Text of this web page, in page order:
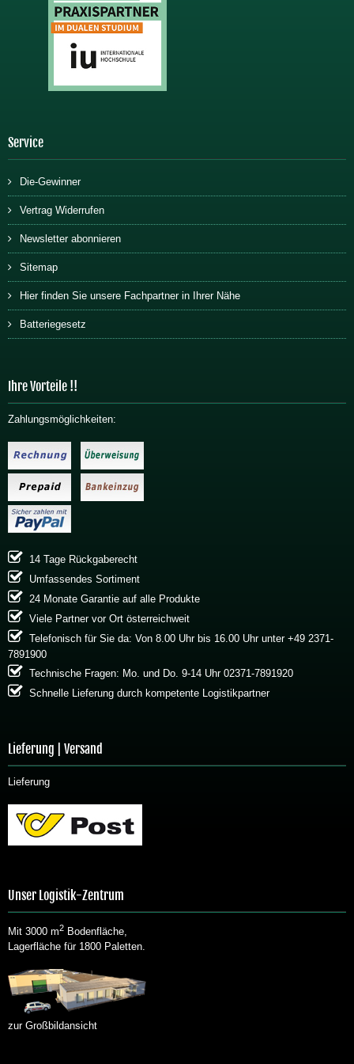
Service
Die-Gewinner
Vertrag Widerrufen
Newsletter abonnieren
Sitemap
Hier finden Sie unsere Fachpartner in Ihrer Nähe
Batteriegesetz
Ihre Vorteile !!
Zahlungsmöglichkeiten:
14 Tage Rückgaberecht
Umfassendes Sortiment
24 Monate Garantie auf alle Produkte
Viele Partner vor Ort österreichweit
Telefonisch für Sie da: Von 8.00 Uhr bis 16.00 Uhr unter +49 2371-
7891900
Technische Fragen: Mo. und Do. 9-14 Uhr 02371-7891920
Schnelle Lieferung durch kompetente Logistikpartner
Lieferung | Versand
Lieferung
Unser Logistik-Zentrum
Mit 3000 m2 Bodenfläche,
Lagerfläche für 1800 Paletten.
zur Großbildansicht